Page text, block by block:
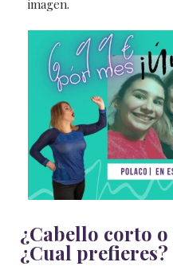
imagen.
¿Cabello corto
¿Cual prefieres?